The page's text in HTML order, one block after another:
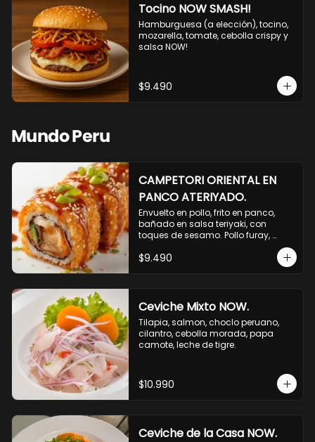
Tocino NOW SMASH!
Hamburguesa (a elección), tocino,
mozarella, tomate, cebolla crispy y
salsa NOW!
$9.490
Mundo Peru
CAMPETORI ORIENTAL EN
PANCO ATERIYADO.
Envuelto en pollo, frito en panco,
bañado en salsa teriyaki, con
toques de sesamo. Pollo furay,
queso, champiñon furay, cebollin.
$9.490
Ceviche Mixto NOW.
Tilapia, salmon, choclo peruano,
cilantro, cebolla morada, papa
camote, leche de tigre.
$10.990
Ceviche de la Casa NOW.